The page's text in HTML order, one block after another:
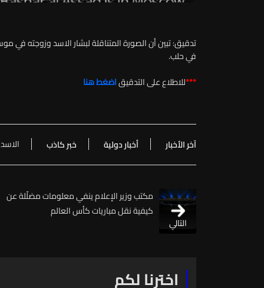
تدقيق: تبين أن الصورة المتناقلة لبشار الاسد وزوجته
في حلب.
***للاطلاع على التدقيقاضغط هنا
آخر الأخبار أخبار دولية خبر كاذب الاسد
التالي
مكتب وزير الإعلام ينفي معلومات مضلّلة عن
كيفية نقل مباريات كأس العالم
اخترنا لكم